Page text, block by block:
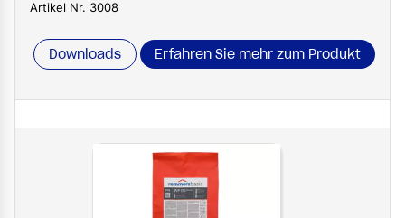
Artikel Nr. 3008
Downloads Erfahren Sie mehr zum Produkt